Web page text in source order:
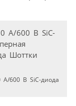
A/600 В SiC-диода